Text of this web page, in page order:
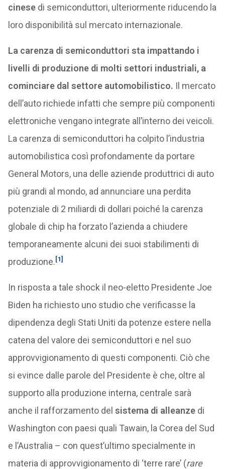
cinesedi semiconduttori, ulteriormente riducendo la
loro disponibilità sul mercato internazionale.
La carenza di semiconduttori sta impattando i
livelli di produzione di molti settori industriali, a
cominciare dal settore automobilistico. Il mercato
dell’auto richiede infatti che sempre più componenti
elettroniche vengano integrate all’interno dei veicoli.
La carenza di semiconduttori ha colpito l’industria
automobilistica così profondamente da portare
General Motors, una delle aziende produttrici di auto
più grandi al mondo, ad annunciare una perdita
potenziale di 2 miliardi di dollari poiché la carenza
globale di chip ha forzato l’azienda a chiudere
temporaneamente alcuni dei suoi stabilimenti di
produzione.[1]
In risposta a tale shock il neo-eletto Presidente Joe
Biden ha richiesto uno studio che verificasse la
dipendenza degli Stati Uniti da potenze estere nella
catena del valore dei semiconduttori e nel suo
approvvigionamento di questi componenti. Ciò che
si evince dalle parole del Presidente è che, oltre al
supporto alla produzione interna, centrale sarà
anche il rafforzamento del sistema di alleanzedi
Washington con paesi quali Tawain, la Corea del Sud
e l’Australia – con quest’ultimo specialmente in
materia di approvvigionamento di ‘terre rare’ (rare